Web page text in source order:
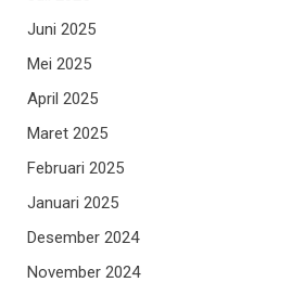
Juni 2025
Mei 2025
April 2025
Maret 2025
Februari 2025
Januari 2025
Desember 2024
November 2024